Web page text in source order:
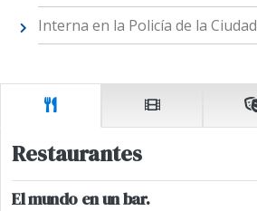
Interna en la Policía de la Ciudad
Restaurantes
El mundo en un bar.